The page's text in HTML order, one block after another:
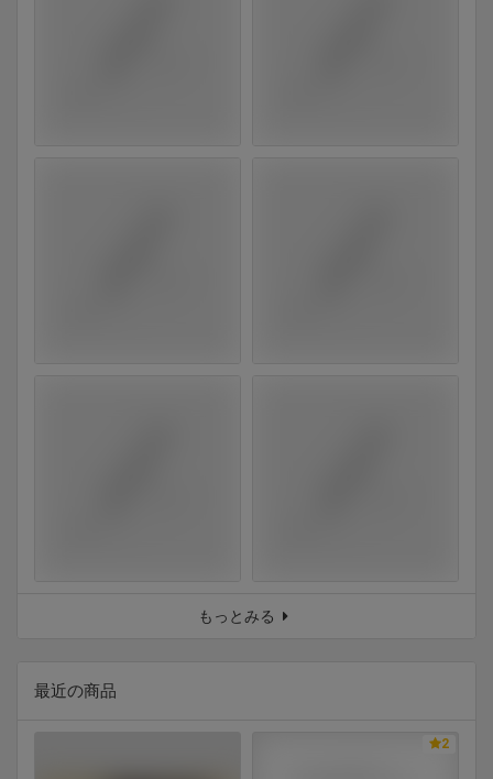
もっとみる
最近の商品
2